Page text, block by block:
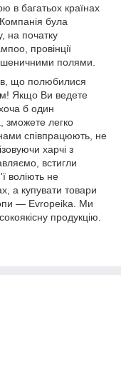
в багатьох країнах
була
на початку
провінції
полями.
що полюбилися
Якщо Ви ведете
б один
зможете легко
нами співпрацюють, не
харчі з
встигли
воліють не
а купувати товари
— Evropeika. Ми
продукцію.